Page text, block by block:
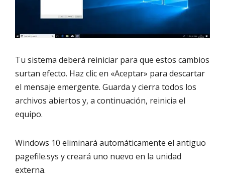
Tu sistema deberá reiniciar para que estos cambios
surtan efecto. Haz clic en «Aceptar» para descartar
el mensaje emergente. Guarda y cierra todos los
archivos abiertos y, a continuación, reinicia el
equipo.
Windows 10 eliminará automáticamente el antiguo
pagefile.sys y creará uno nuevo en la unidad
externa.